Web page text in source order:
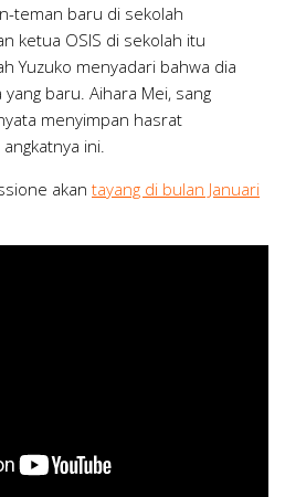
teman baru di sekolah
ketua OSIS di sekolah itu
Yuzuko menyadari bahwa dia
baru. Aihara Mei, sang
menyimpan hasrat
ini.
akan tayang di bulan Januari